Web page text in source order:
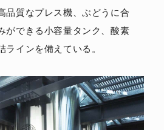
品質なプレス機、ぶどうに合
ができる小容量タンク、酸素
ラインを備えている。